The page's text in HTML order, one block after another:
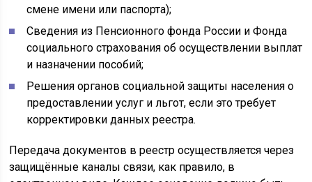
смене имени или паспорта);
Сведения из Пенсионного фонда России и Фонда
социального страхования об осуществлении выплат
и назначении пособий;
Решения органов социальной защиты населения о
предоставлении услуг и льгот, если это требует
корректировки данных реестра.
Передача документов в реестр осуществляется через
защищённые каналы связи, как правило, в